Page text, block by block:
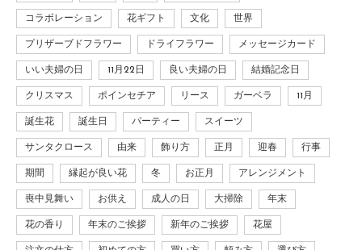
コラボレーション 花ギフト 文化 世界
プリザーブドフラワー ドライフラワー メッセージカード
いい夫婦の日 11月22日 良い夫婦の日 結婚記念日
クリスマス ポインセチア リース ガーベラ 11月
誕生花 誕生日 パーティー スイーツ
サンタクロース 由来 飾り方 正月 迎春 行事
期間 縁起が良い花 冬 お正月 アレンジメント
喪中見舞い お供え 成人の日 大掃除 年末
花の香り 年末のご挨拶 新年のご挨拶 花屋